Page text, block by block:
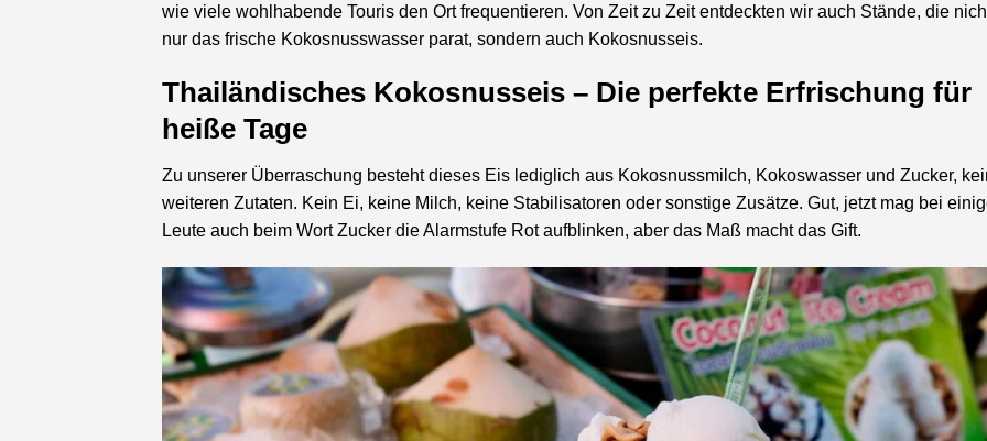
wie viele wohlhabende Touris den Ort frequentieren. Von Zeit zu Zeit entdeckten wir auch Stände, die
nur das frische Kokosnusswasser parat, sondern auch Kokosnusseis.
Thailändisches Kokosnusseis – Die perfekte Erfrischung für
heiße Tage
Zu unserer Überraschung besteht dieses Eis lediglich aus Kokosnussmilch, Kokoswasser und Zucker,
weiteren Zutaten. Kein Ei, keine Milch, keine Stabilisatoren oder sonstige Zusätze. Gut, jetzt mag bei
Leute auch beim Wort Zucker die Alarmstufe Rot aufblinken, aber das Maß macht das Gift.